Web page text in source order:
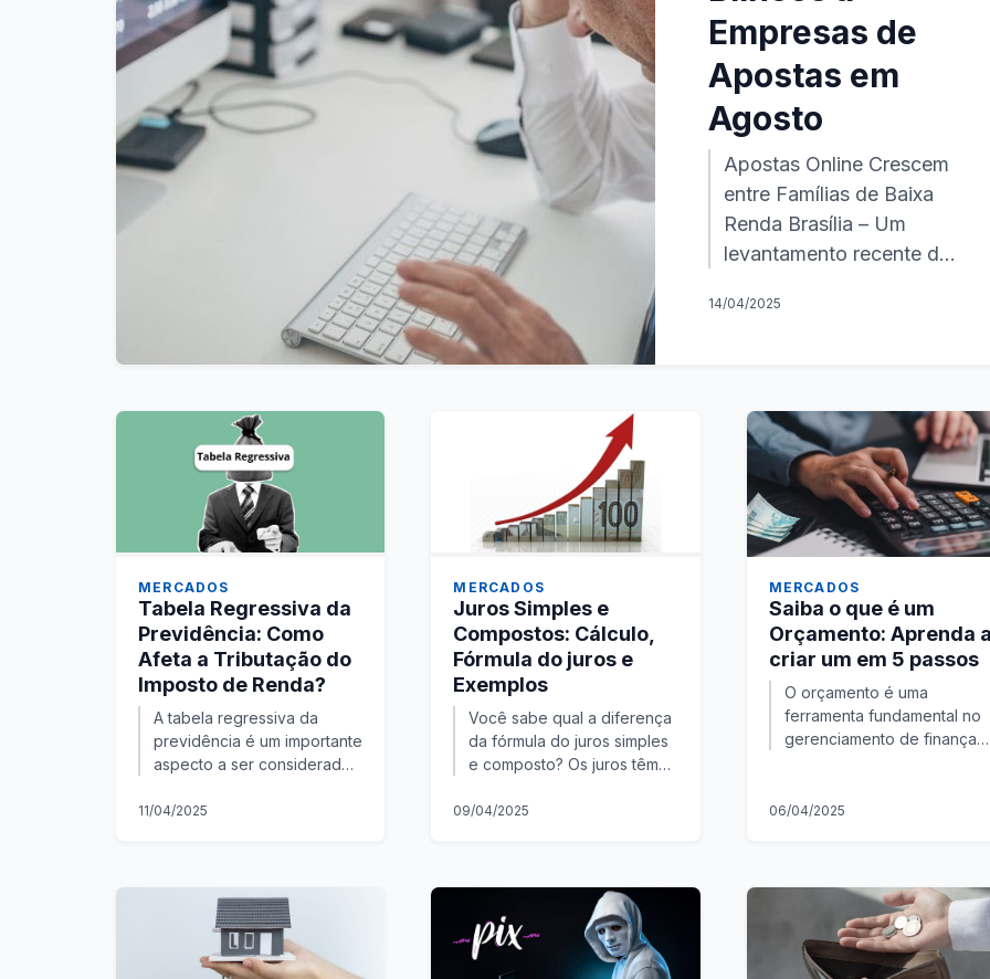
Empresas de
Apostas em
Agosto
Apostas Online Crescem
entre Famílias de Baixa
Renda Brasília – Um
levantamento recente do
que, em agosto, cerca de
14/04/2025
MERCADOS
Tabela Regressiva da
Previdência: Como
Afeta a Tributação do
Imposto de Renda?
A tabela regressiva da
previdência é um importante
aspecto a ser considerado
investir em planos de
11/04/2025
MERCADOS
Juros Simples e
Compostos: Cálculo,
Fórmula do juros e
Exemplos
Você sabe qual a diferença
da fórmula do juros simples
e composto? Os juros têm
nossa economia, afetando
09/04/2025
MERCADOS
Saiba o que é um
Orçamento: Aprenda
criar um em 5 passos
O orçamento é uma
ferramenta fundamental no
gerenciamento de finanças,
o que é, seus tipos e como
06/04/2025